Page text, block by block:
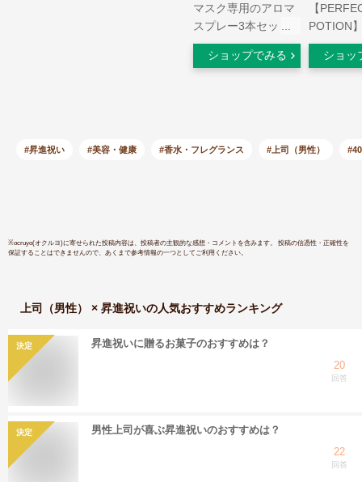
マスク専用のアロマ
スプレー3本セット
（グレープフルーツ
ミント・オレンジミ
ショップでみる
【
POTION
フルーム
【ハッカ
ック 無添
ショッ
#昇進祝い #美容・健康 #香水・フレグランス #上司（男性）
※ocruyo(オクルヨ)に寄せられた投稿内容は、投稿者の主観的な感想・コメントを含みます。 投稿の信憑性・正確性を
保証することはできませんので、あくまで参考情報の一つとしてご利用ください。
上司（男性） × 昇進祝いの人気おすすめランキング
決定
昇進祝いに贈るお菓子のおすすめは？
20
回答
決定
男性上司が喜ぶ昇進祝いのおすすめは？
22
回答